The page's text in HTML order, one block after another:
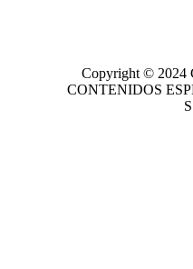
Copyright © 2024
CONTENIDOS